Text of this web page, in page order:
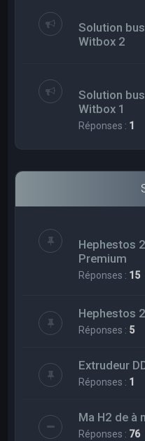
Solution
Witbox 2
Solution
Witbox 1
Réponses : 1
Hephestos
Premium
Réponses : 15
Hephestos
Réponses : 5
Extrudeur
Réponses : 1
Ma H2 de à
Réponses : 76